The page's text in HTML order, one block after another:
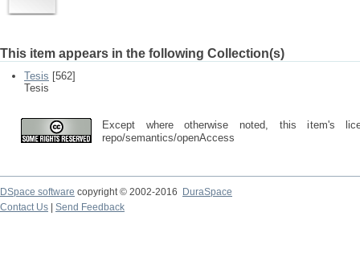
This item appears in the following Collection(s)
Tesis [562]
Tesis
Except where otherwise noted, this item's
repo/semantics/openAccess
DSpace software copyright © 2002-2016
DuraSpace
Contact Us
Send Feedback